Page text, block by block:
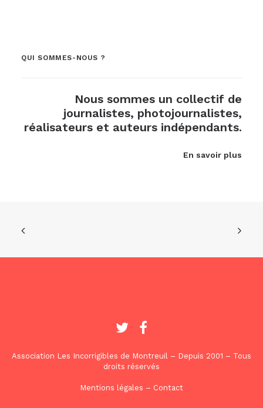
QUI SOMMES-NOUS ?
Nous sommes un collectif de
journalistes, photojournalistes,
réalisateurs et auteurs indépendants.
En savoir plus
Association Les Incorrigibles de Montreuil – Depuis 2001 – Tous
droits réservés
Mentions légales – Contact